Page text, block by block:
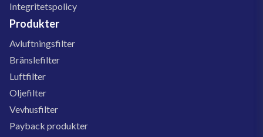
Integritetspolicy
Produkter
Avluftningsfilter
Bränslefilter
Luftfilter
Oljefilter
Vevhusfilter
Payback produkter